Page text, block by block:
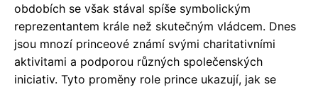
obdobích se však stával spíše symbolickým
reprezentantem krále než skutečným vládcem. Dnes
jsou mnozí princeové známí svými charitativními
aktivitami a podporou různých společenských
iniciativ. Tyto proměny role prince ukazují, jak se